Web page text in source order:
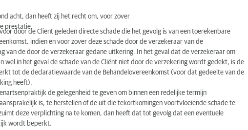
acht, dan heeft zij het recht om, voor zover
prestatie.
door de Cliënt geleden directe schade die het gevolg is van een toerekenbare
indien en voor zover deze schade door de verzekeraar van de
de door de verzekeraar gedane uitkering. In het geval dat de verzekeraar om
in het geval de schade van de Cliënt niet door de verzekering wordt gedekt, is de
tot de declaratiewaarde van de Behandelovereenkomst (voor dat gedeelte van de
heeft).
de gelegenheid te geven om binnen een redelijke termijn
is, te herstellen of de uit die tekortkomingen voortvloeiende schade te
deze verplichting na te komen, dan heeft dat tot gevolg dat een eventuele
wordt beperkt.